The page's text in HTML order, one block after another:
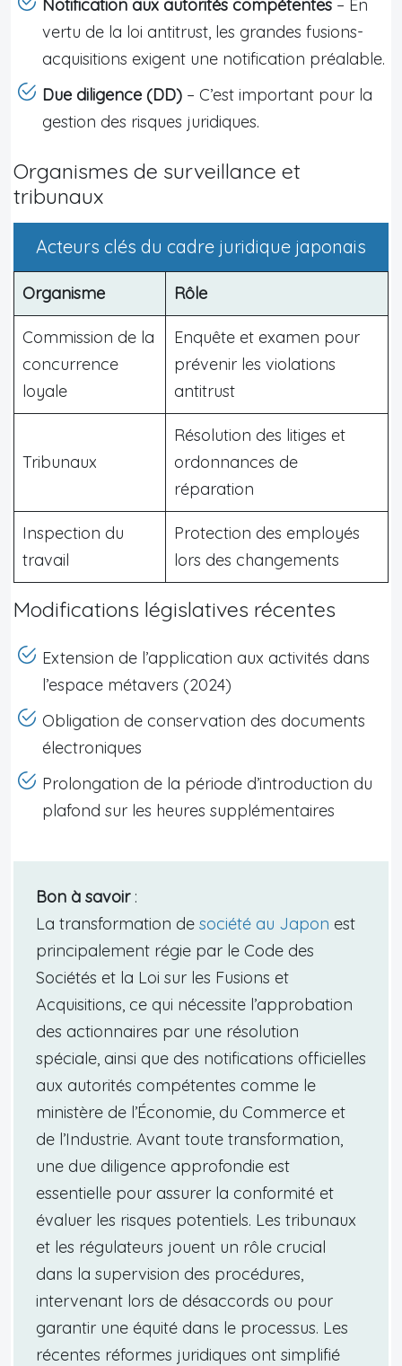
Notification aux autorités compétentes – En
vertu de la loi antitrust, les grandes fusions-
acquisitions exigent une notification préalable.
Due diligence (DD) – C’est important pour la
gestion des risques juridiques.
Organismes de surveillance et
tribunaux
Acteurs clés du cadre juridique japonais
Organisme Rôle
Commission de la
concurrence
loyale
Enquête et examen pour
prévenir les violations
antitrust
Tribunaux
Résolution des litiges et
ordonnances de
réparation
Inspection du
travail
Protection des employés
lors des changements
Modifications législatives récentes
Extension de l’application aux activités dans
l’espace métavers (2024)
Obligation de conservation des documents
électroniques
Prolongation de la période d’introduction du
plafond sur les heures supplémentaires
Bon à savoir:
La transformation de société au Japon est
principalement régie par le Code des
Sociétés et la Loi sur les Fusions et
Acquisitions, ce qui nécessite l’approbation
des actionnaires par une résolution
spéciale, ainsi que des notifications officielles
aux autorités compétentes comme le
ministère de l’Économie, du Commerce et
de l’Industrie. Avant toute transformation,
une due diligence approfondie est
essentielle pour assurer la conformité et
évaluer les risques potentiels. Les tribunaux
et les régulateurs jouent un rôle crucial
dans la supervision des procédures,
intervenant lors de désaccords ou pour
garantir une équité dans le processus. Les
récentes réformes juridiques ont simplifié